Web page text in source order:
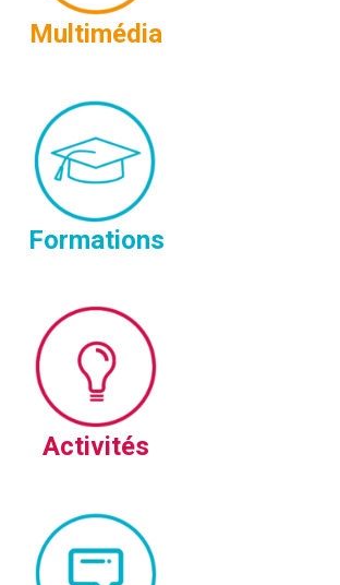
Multimédia
Formations
Activités